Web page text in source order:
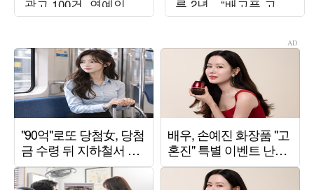
광고 100건, 연예인병
경계" ('전참시')
류 2년…“배고픈 고통,
남 먹는 것만 봐” (‘데